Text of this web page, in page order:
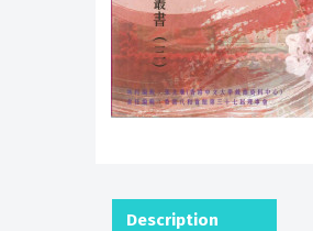
Description